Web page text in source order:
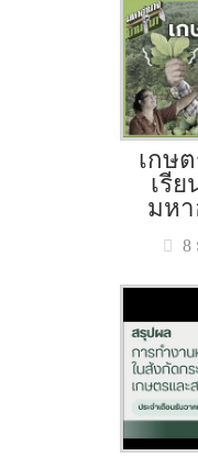
เกษ
เรี
มห
8